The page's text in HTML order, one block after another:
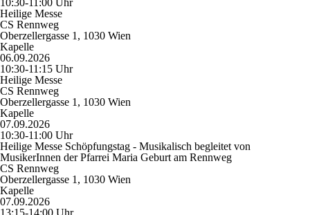
10:30-11:00 Uhr
Heilige Messe
CS Rennweg
Oberzellergasse 1, 1030 Wien
Kapelle
06.09.2026
10:30-11:15 Uhr
Heilige Messe
CS Rennweg
Oberzellergasse 1, 1030 Wien
Kapelle
07.09.2026
10:30-11:00 Uhr
Heilige Messe Schöpfungstag - Musikalisch begleitet von
MusikerInnen der Pfarrei Maria Geburt am Rennweg
CS Rennweg
Oberzellergasse 1, 1030 Wien
Kapelle
07.09.2026